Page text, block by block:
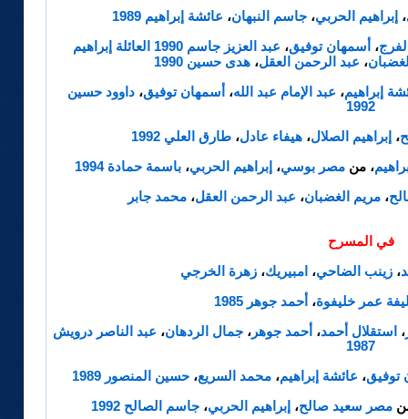
، إبراهيم الحربي، جاسم النبهان، عائشة إبراهيم 1989
، أسمهان توفيق، عبد العزيز جاسم 1990 العائلة إبراهيم
، عبد الرحمن العقل،هدى حسين 1990
إبراهيم، عبد الإمام عبد الله، أسمهان توفيق،داوود حسين
1992
،إبراهيم الصلال،هيفاء عادل،طارق العلي 1992
، منمصر بوسي،إبراهيم الحربي،باسمة حمادة 1994
،مريم الغضبان، عبد الرحمن العقل،محمد جابر
في المسرح
، زينب الضاحي، امبيريك، زهرة الخرجي
عمر خليفوة، أحمد جوهر 1985
، استقلال أحمد، أحمد جوهر ، جمال الردهان، عبد الناصر درويش
1987
توفيق، عائشة إبراهيم، محمد السريع، حسين المنصور 1989
مصر سعيد صالح، إبراهيم الحربي، جاسم الصالح 1992